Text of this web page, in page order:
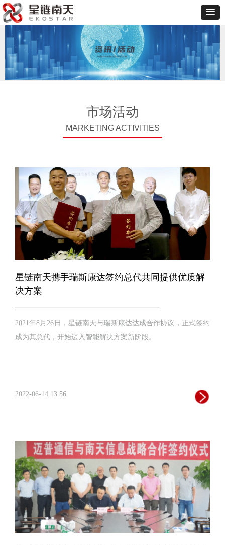
星链南天携手瑞斯康达签约总代共同提供优质解
决方案
2021年8月26日，星链南天与瑞斯康达达成合作协议，正式签约
成为其总代，开始迈入智能解决方案新阶段。
2022-06-14 13:56
市场活动
MARKETING ACTIVITIES